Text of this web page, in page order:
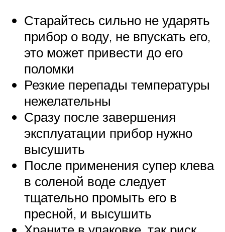
Старайтесь сильно не ударять
прибор о воду, не впускать его,
это может привести до его
поломки
Резкие перепады температуры
нежелательны
Сразу после завершения
эксплуатации прибор нужно
высушить
После применения супер клева
в соленой воде следует
тщательно промыть его в
пресной, и высушить